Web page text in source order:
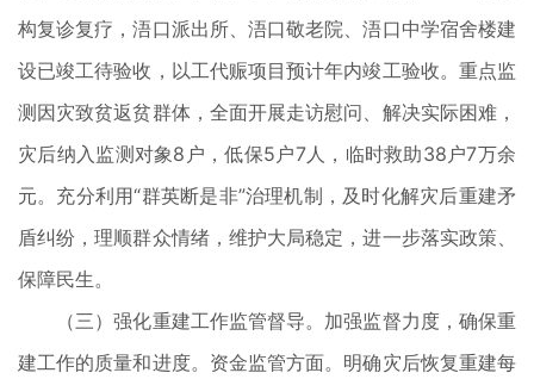
构复诊复疗，浯口派出所、浯口敬老院、浯口中学宿舍楼建
设已竣工待验收，以工代赈项目预计年内竣工验收。重点监
测因灾致贫返贫群体，全面开展走访慰问、解决实际困难，
灾后纳入监测对象8户，低保5户7人，临时救助38户7万余
元。充分利用“群英断是非”治理机制，及时化解灾后重建矛
盾纠纷，理顺群众情绪，维护大局稳定，进一步落实政策、
保障民生。
（三）强化重建工作监管督导。加强监督力度，确保重
建工作的质量和进度。资金监管方面。明确灾后恢复重建每